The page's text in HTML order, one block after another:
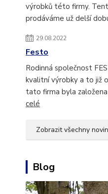
výrobků této firmy.
prodáváme už delší
29.08.2022
Festo
Rodinná společnost
kvalitní výrobky a to již
tato firma byla
celé
Zobrazit všechny
Blog